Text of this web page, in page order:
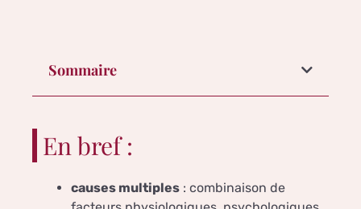
Sommaire
En bref :
causes multiples : combinaison de